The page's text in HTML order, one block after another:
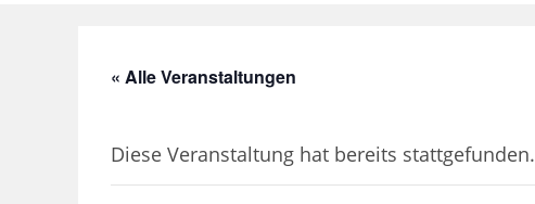
« Alle Veranstaltungen
Diese Veranstaltung hat bereits stattgefunden.